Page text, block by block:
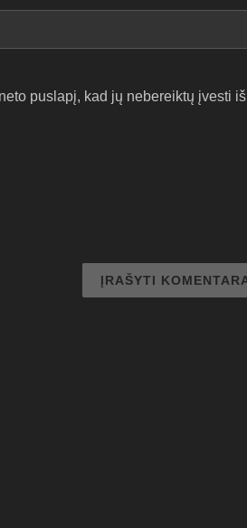
puslapį, kad jų nebereiktų įvesti iš